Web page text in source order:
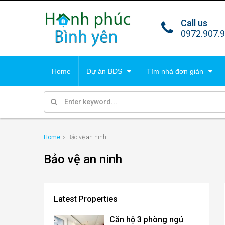
Call us
Home Dự án BĐS Tìm nhà đơn giản
TIN TỔNG HỢP
Tất cả tin
DỰ
Home Bảo vệ an ninh
Bảo vệ an ninh
Latest Properties
Căn hộ 3 phòng ngủ
TIN TỔNG HỢP
Tất cả tin Villa